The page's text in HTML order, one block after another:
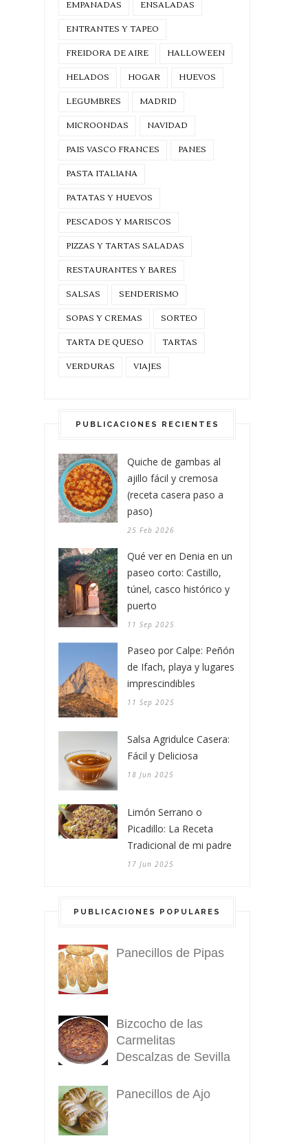
EMPANADAS ENSALADAS
ENTRANTES Y TAPEO
FREIDORA DE AIRE HALLOWEEN
HELADOS HOGAR HUEVOS
LEGUMBRES MADRID
MICROONDAS NAVIDAD
PAIS VASCO FRANCES PANES
PASTA ITALIANA
PATATAS Y HUEVOS
PESCADOS Y MARISCOS
PIZZAS Y TARTAS SALADAS
RESTAURANTES Y BARES
SALSAS SENDERISMO
SOPAS Y CREMAS SORTEO
TARTA DE QUESO TARTAS
VERDURAS VIAJES
PUBLICACIONES RECIENTES
Quiche de gambas al
ajillo fácil y cremosa
(receta casera paso a
paso)
25 Feb 2026
Qué ver en Denia en un
paseo corto: Castillo,
túnel, casco histórico y
puerto
11 Sep 2025
Paseo por Calpe: Peñón
de Ifach, playa y lugares
imprescindibles
11 Sep 2025
Salsa Agridulce Casera:
Fácil y Deliciosa
18 Jun 2025
Limón Serrano o
Picadillo: La Receta
Tradicional de mi padre
17 Jun 2025
PUBLICACIONES POPULARES
Panecillos de Pipas
Bizcocho de las
Carmelitas
Descalzas de Sevilla
Panecillos de Ajo